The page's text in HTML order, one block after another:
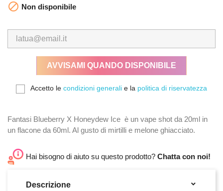
 Non disponibile
AVVISAMI QUANDO DISPONIBILE
Accetto le condizioni generali e la politica di riservatezza
Fantasi Blueberry X Honeydew Ice è un vape shot da 20ml in
un flacone da 60ml. Al gusto di mirtilli e melone ghiacciato.
Hai bisogno di aiuto su questo prodotto? Chatta con noi!
Descrizione 